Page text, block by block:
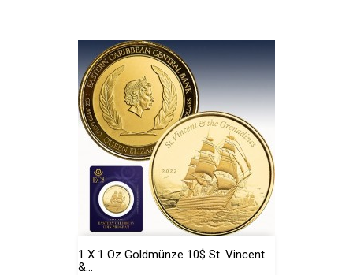
1 X 1 Oz Goldmünze 10$ St. Vincent
&...